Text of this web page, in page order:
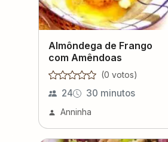
Almôndega de Frango
com Amêndoas
(0 votos)
24 30 minutos
Anninha